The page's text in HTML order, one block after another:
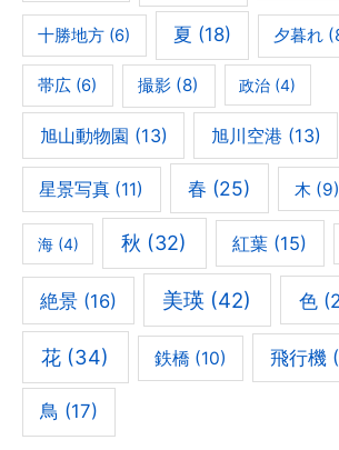
十勝地方 (6) 夏 (18) 夕暮れ
帯広 (6) 撮影 (8) 政治 (4)
旭山動物園 (13) 旭川空港 (13)
星景写真 (11) 春 (25) 木(9)
海(4) 秋 (32) 紅葉 (15)
絶景(16) 美瑛 (42) 色
花 (34) 鉄橋 (10) 飛行機
鳥 (17)